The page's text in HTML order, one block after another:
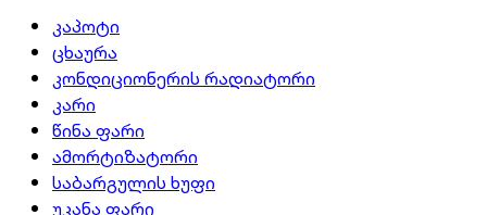
კაპოტი
ცხაურა
კონდიციონერის რადიატორი
კარი
წინა ფარი
ამორტიზატორი
საბარგულის ხუფი
უკანა ფარი